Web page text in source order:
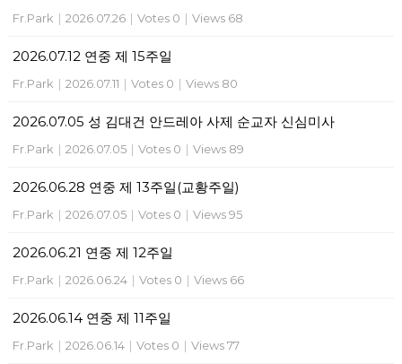
Fr.Park | 2026.07.26 | Votes 0 | Views 68
2026.07.12 연중 제 15주일
Fr.Park | 2026.07.11 | Votes 0 | Views 80
2026.07.05 성 김대건 안드레아 사제 순교자 신심미사
Fr.Park | 2026.07.05 | Votes 0 | Views 89
2026.06.28 연중 제 13주일(교황주일)
Fr.Park | 2026.07.05 | Votes 0 | Views 95
2026.06.21 연중 제 12주일
Fr.Park | 2026.06.24 | Votes 0 | Views 66
2026.06.14 연중 제 11주일
Fr.Park | 2026.06.14 | Votes 0 | Views 77